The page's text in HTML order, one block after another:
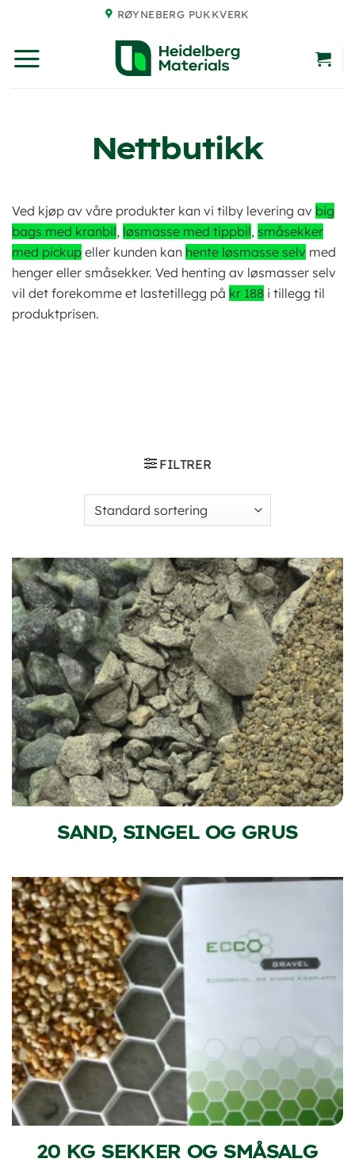
content
RØYNEBERG PUKKVERK
Nettbutikk
Ved kjøp av våre produkter kan vi tilby levering av big
bags med kranbil, løsmasse med tippbil, småsekker
med pickup eller kunden kan hente løsmasse selv med
henger eller småsekker. Ved henting av løsmasser selv
vil det forekomme et lastetillegg på kr 188 i tillegg til
produktprisen.
FILTRER
SAND, SINGEL OG GRUS
20 KG SEKKER OG SMÅSALG